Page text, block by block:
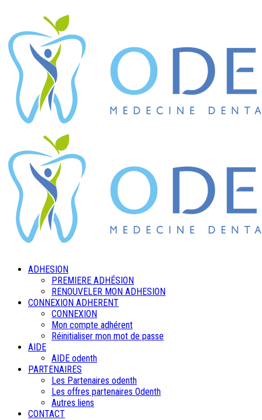
ADHESION
PREMIERE ADHÉSION
RENOUVELER MON ADHESION
CONNEXION ADHERENT
CONNEXION
Mon compte adhérent
Réinitialiser mon mot de passe
AIDE
AIDE odenth
PARTENAIRES
Les Partenaires odenth
Les offres partenaires Odenth
Autres liens
CONTACT